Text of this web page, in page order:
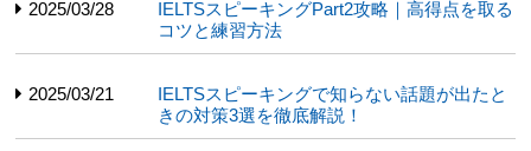
2025/03/28
IELTSスピーキングPart2攻略｜高得点を取る
コツと練習方法
2025/03/21
IELTSスピーキングで知らない話題が出たと
きの対策3選を徹底解説！